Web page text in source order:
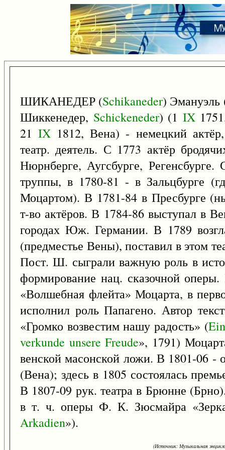
ШИКАНЕДЕР (Schikaneder) Эмануэль
Шиккенедер, Schickeneder) (1 IX
21IX 1812, Вена) - немецкий
театр. деятель. С 1773 актёр
Нюрнберге, Аугсбурге,
труппы, в 1780-81 - в Зальцбурге
Моцартом). В 1781-84 в Пресбурге
т-во актёров. В 1784-86 выступал в
городах Юж. Германии. В 1789
(предместье Вены), поставил в этом
Пост. Ш. сыграли важную роль в
формирование нац. сказочной
«Волшебная флейта» Моцарта, в
исполнил роль Папагено. Автор
«Громко возвестим нашу радость» (
verkunde unsere Freude», 1791)
венской масонской ложи. В 1801-06 -
(Вена); здесь в 1805 состоялась
В 1807-09 рук. театра в Брюнне
в т. ч. оперы Ф. К. Зюсмайра
Arkadien»).
(Источник: Музыкальная